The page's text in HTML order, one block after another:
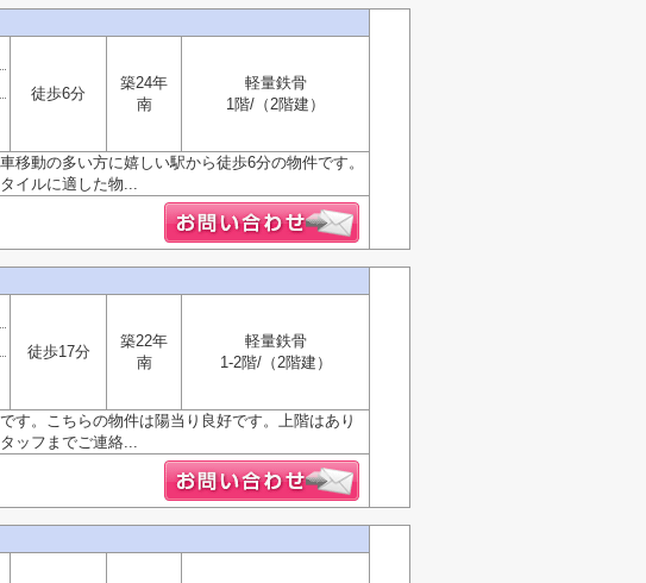
徒歩6分
築24年
南
軽量鉄骨
1階/（2階建）
動の多い方に嬉しい駅から徒歩6分の物件です。
イルに適した物...
徒歩17分
築22年
南
軽量鉄骨
1-2階/（2階建）
す。こちらの物件は陽当り良好です。上階はあり
ッフまでご連絡...